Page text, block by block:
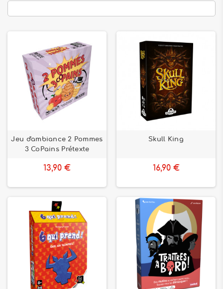
Jeu d'ambiance 2 Pommes
3 CoPains Prétexte
13,90 €
Skull King
16,90 €